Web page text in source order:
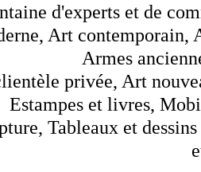
d'experts et de
Art contemporain,
Armes
privée, Art
Estampes et livres,
Tableaux et